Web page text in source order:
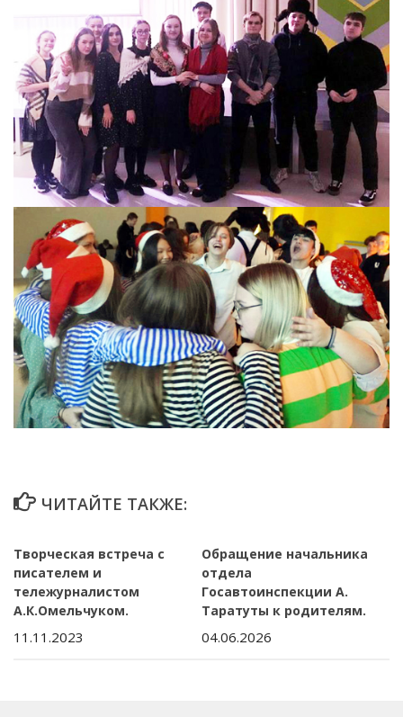
ЧИТАЙТЕ ТАКЖЕ:
Творческая встреча с
писателем и
тележурналистом
А.К.Омельчуком.
11.11.2023
Обращение начальника
отдела
Госавтоинспекции А.
Таратуты к родителям.
04.06.2026